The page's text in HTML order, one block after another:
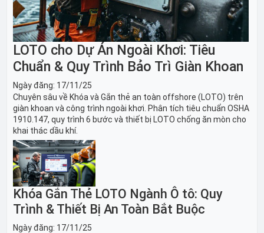
LOTO cho Dự Án Ngoài Khơi: Tiêu
Chuẩn & Quy Trình Bảo Trì Giàn Khoan
Ngày đăng: 17/11/25
Chuyên sâu về Khóa và Gắn thẻ an toàn offshore (LOTO) trên
giàn khoan và công trình ngoài khơi. Phân tích tiêu chuẩn OSHA
1910.147, quy trình 6 bước và thiết bị LOTO chống ăn mòn cho
khai thác dầu khí.
Khóa Gắn Thẻ LOTO Ngành Ô tô: Quy
Trình & Thiết Bị An Toàn Bắt Buộc
Ngày đăng: 17/11/25